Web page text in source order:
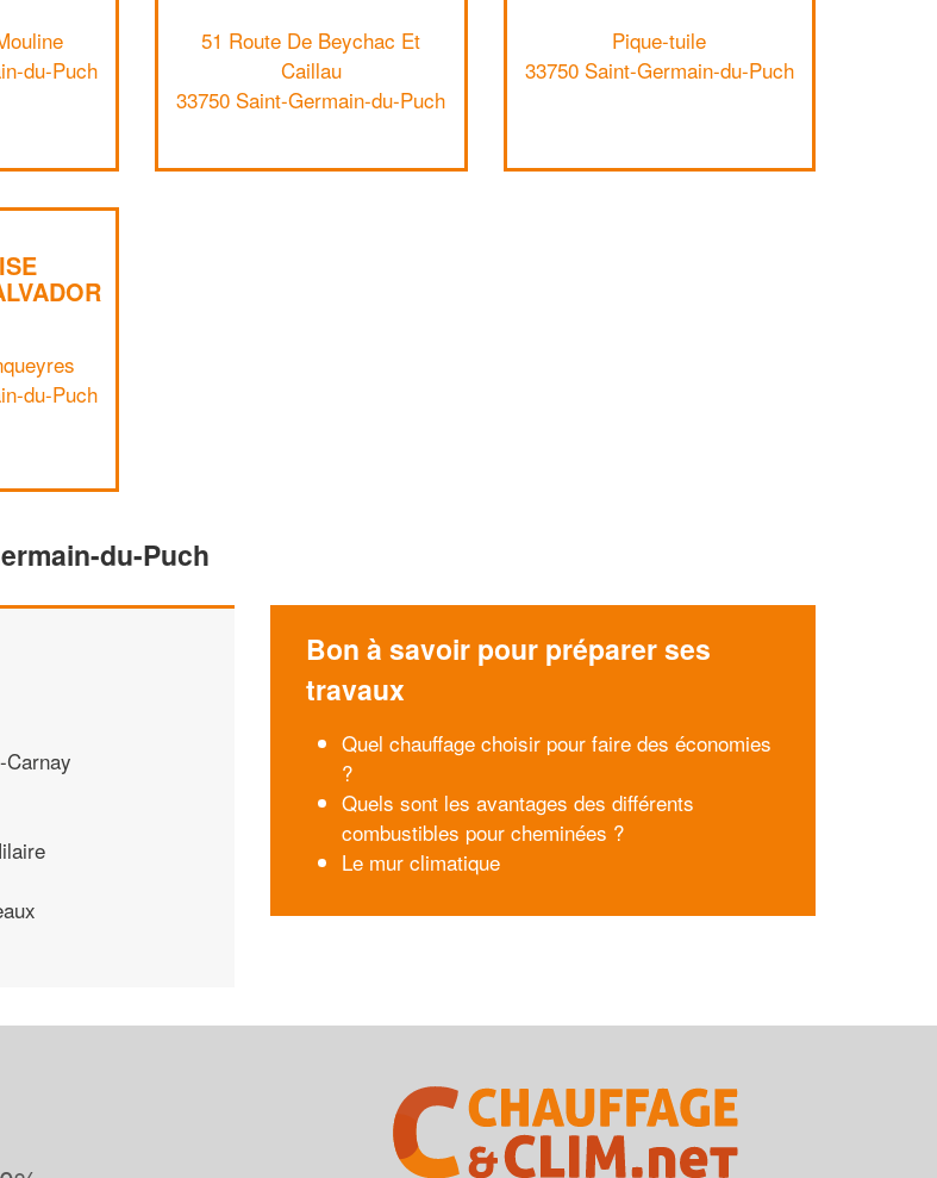
du-Puch
51 Route De Beychac Et
Caillau
33750 Saint-Germain-du-Puch
Pique-tuile
33750 Saint-Germain-du-Puch
du-Puch
du-Puch
Carnay
Bon à savoir pour préparer ses
travaux
Quel chauffage choisir pour faire des économies
?
Quels sont les avantages des différents
combustibles pour cheminées ?
Le mur climatique
nouveaux clients